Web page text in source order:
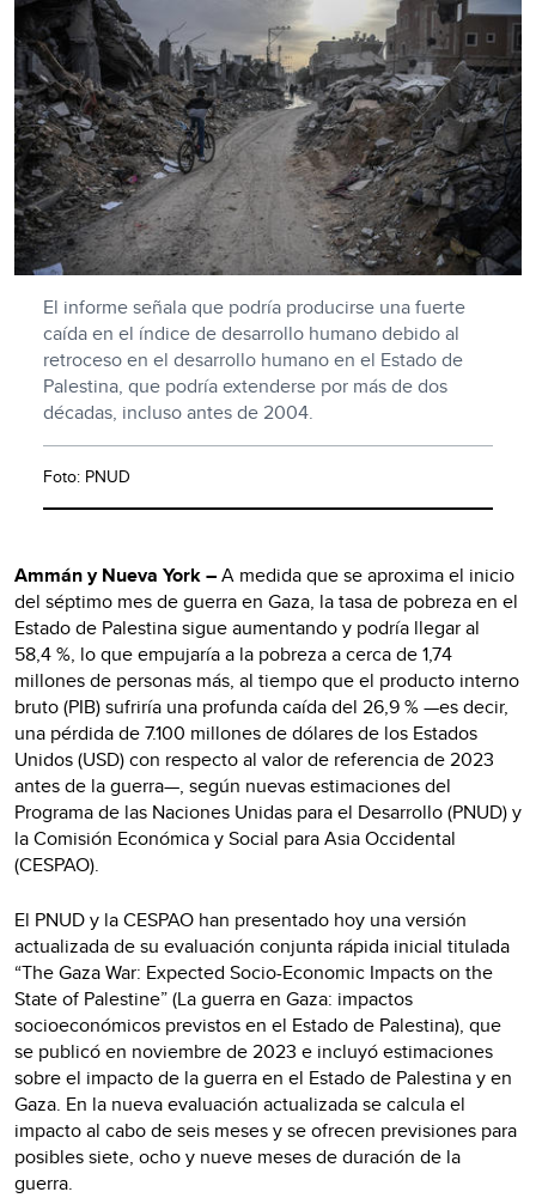
El informe señala que podría producirse una fuerte
caída en el índice de desarrollo humano debido al
retroceso en el desarrollo humano en el Estado de
Palestina, que podría extenderse por más de dos
décadas, incluso antes de 2004.
Foto: PNUD
Ammán y Nueva York –A medida que se aproxima el inicio
del séptimo mes de guerra en Gaza, la tasa de pobreza en el
Estado de Palestina sigue aumentando y podría llegar al
58,4 %, lo que empujaría a la pobreza a cerca de 1,74
millones de personas más, al tiempo que el producto interno
bruto (PIB) sufriría una profunda caída del 26,9 % —es decir,
una pérdida de 7.100 millones de dólares de los Estados
Unidos (USD) con respecto al valor de referencia de 2023
antes de la guerra—, según nuevas estimaciones del
Programa de las Naciones Unidas para el Desarrollo (PNUD) y
la Comisión Económica y Social para Asia Occidental
(CESPAO).
El PNUD y la CESPAO han presentado hoy una versión
actualizada de su evaluación conjunta rápida inicial titulada
“The Gaza War: Expected Socio-Economic Impacts on the
State of Palestine” (La guerra en Gaza: impactos
socioeconómicos previstos en el Estado de Palestina), que
se publicó en noviembre de 2023 e incluyó estimaciones
sobre el impacto de la guerra en el Estado de Palestina y en
Gaza. En la nueva evaluación actualizada se calcula el
impacto al cabo de seis meses y se ofrecen previsiones para
posibles siete, ocho y nueve meses de duración de la
guerra.